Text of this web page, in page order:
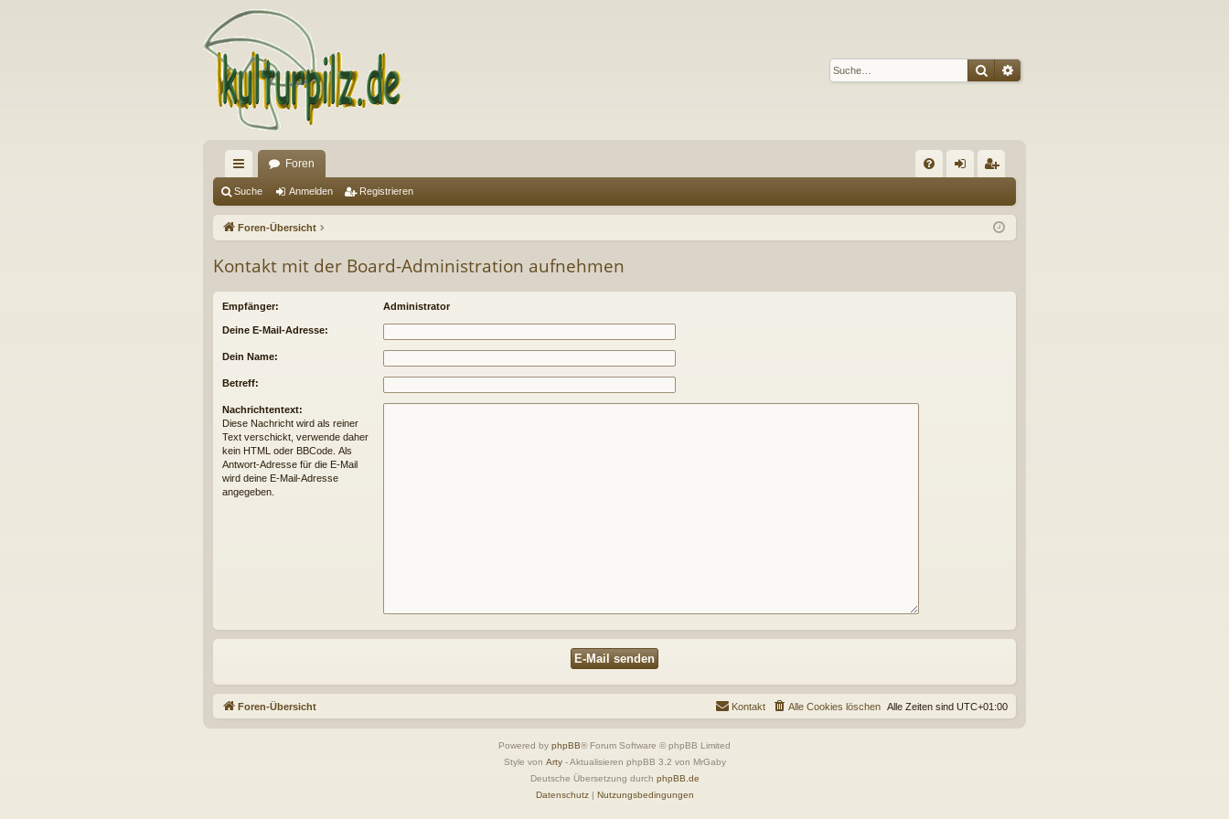
SucheErweiterte Suche
ch
ne
ug
Foren
Q m ist
Suche Anmelden Registrieren
Foren-Übersicht
Kontakt mit der Board-Administration aufnehmen
Empfänger: Administrator
Deine E-Mail-Adresse:
Dein Name:
Betreff:
Nachrichtentext:
Diese Nachricht wird als reiner
Text verschickt, verwende daher
kein HTML oder BBCode. Als
Antwort-Adresse für die E-Mail
wird deine E-Mail-Adresse
angegeben.
Foren-Übersicht Alle Zeiten sind UTC+01:00
Alle Cookies löschen
Kontakt
Powered by phpBB® Forum Software © phpBB Limited
Style von Arty- Aktualisieren phpBB 3.2 von MrGaby
Deutsche Übersetzung durch phpBB.de
Datenschutz| Nutzungsbedingungen